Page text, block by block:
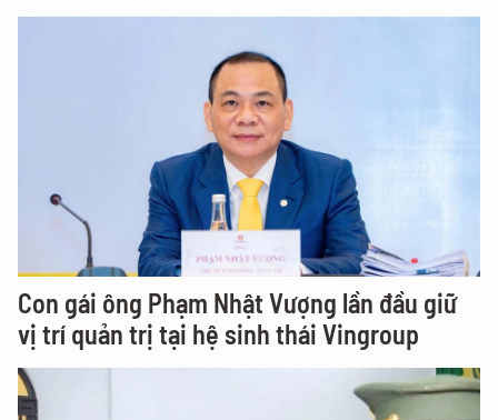
Con gái ông Phạm Nhật Vượng lần đầu giữ
vị trí quản trị tại hệ sinh thái Vingroup